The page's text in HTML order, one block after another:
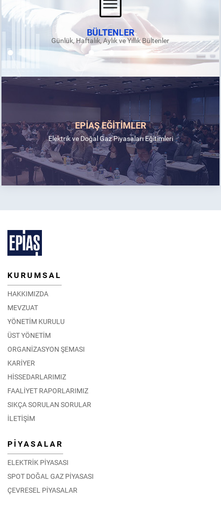
BÜLTENLER
Günlük, Haftalık, Aylık ve Yıllık Bültenler
EPİAŞ EĞİTİMLER
Elektrik ve Doğal Gaz Piyasaları Eğitimleri
KURUMSAL
HAKKIMIZDA
MEVZUAT
YÖNETİM KURULU
ÜST YÖNETİM
ORGANİZASYON ŞEMASI
KARİYER
HİSSEDARLARIMIZ
FAALİYET RAPORLARIMIZ
SIKÇA SORULAN SORULAR
İLETİŞİM
PİYASALAR
ELEKTRİK PİYASASI
SPOT DOĞAL GAZ PİYASASI
ÇEVRESEL PİYASALAR